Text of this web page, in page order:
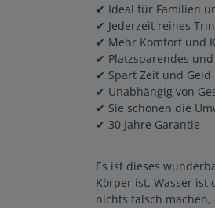
✔ Ideal für Familien
✔ Jederzeit reines
✔ Mehr Komfort und
✔ Platzsparendes
✔ Spart Zeit und Geld
✔ Unabhängig von
✔ Sie schonen die
✔ 30 Jahre Garantie
Es ist dieses
Körper ist. Wasser
nichts falsch machen,